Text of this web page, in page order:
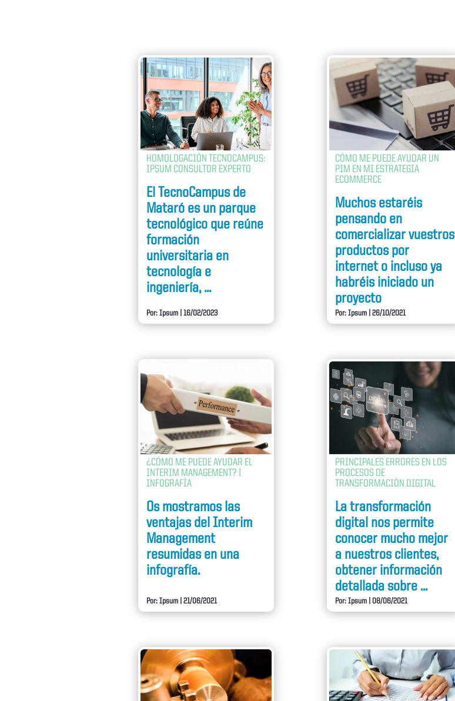
HOMOLOGACIÓN TECNOCAMPUS:
IPSUM CONSULTOR EXPERTO
Por: Ipsum |16/02/2023
El TecnoCampus de
Mataró es un parque
tecnológico que reúne
formación
universitaria en
tecnología e
ingeniería, ...
CÓMO ME PUEDE AYUDAR UN
PIM EN MI ESTRATEGIA
ECOMMERCE
Por: Ipsum |26/10/2021
Muchos estaréis
pensando en
comercializar vuestros
productos por
internet o incluso ya
habréis iniciado un
proyecto
¿CÓMO ME PUEDE AYUDAR EL
INTERIM MANAGEMENT? |
INFOGRAFÍA
Por: Ipsum |21/06/2021
Os mostramos las
ventajas del Interim
Management
resumidas en una
infografía.
PRINCIPALES ERRORES EN LOS
PROCESOS DE
TRANSFORMACIÓN DIGITAL
Por: Ipsum |08/06/2021
La transformación
digital nos permite
conocer mucho mejor
a nuestros clientes,
obtener información
detallada sobre ...